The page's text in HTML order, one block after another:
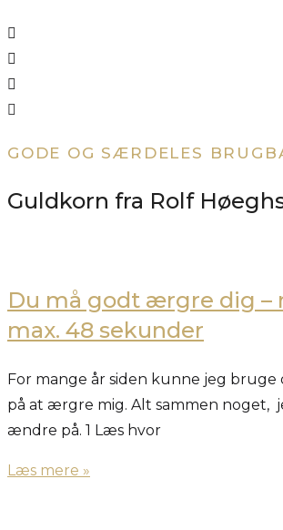
GODE OG SÆRDELES
Guldkorn fra Rolf
Du må godt ærgre dig –
max. 48 sekunder
For mange år siden kunne jeg bruge
på at ærgre mig. Alt sammen noget,
ændre på. 1 Læs hvor
Læs mere »